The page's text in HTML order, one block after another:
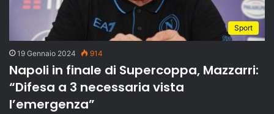
Sport
19 Gennaio 2024 914
Napoli in finale di Supercoppa, Mazzarri:
“Difesa a 3 necessaria vista
l’emergenza”